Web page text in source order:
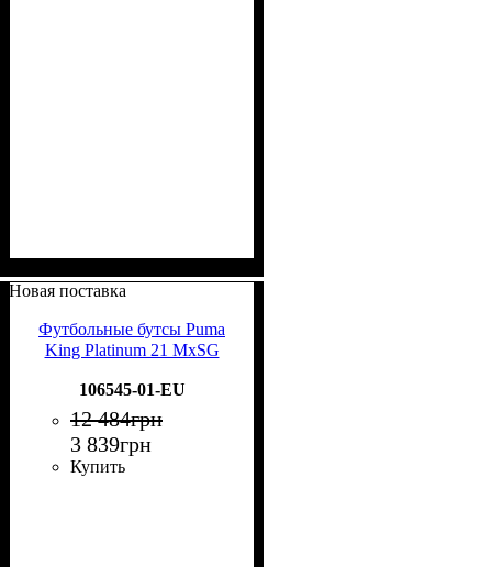
Новая поставка
Футбольные бутсы Puma
King Platinum 21 MxSG
106545-01-EU
12 484грн
3 839грн
Купить